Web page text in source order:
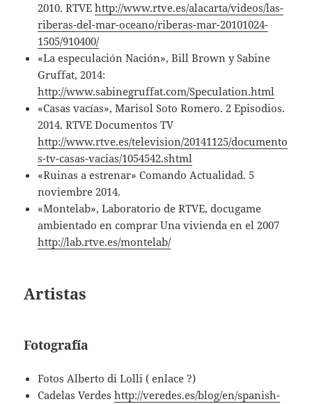
2010. RTVEhttp://www.rtve.es/alacarta/videos/las-
riberas-del-mar-oceano/riberas-mar-20101024-
1505/910400/
«La especulación Nación», Bill Brown y Sabine
Gruffat, 2014:
http://www.sabinegruffat.com/Speculation.html
«Casas vacías», Marisol Soto Romero. 2 Episodios.
2014. RTVE Documentos TV
http://www.rtve.es/television/20141125/documento
s-tv-casas-vacias/1054542.shtml
«Ruinas a estrenar» Comando Actualidad. 5
noviembre 2014.
«Montelab», Laboratorio de RTVE, docugame
ambientado en comprar Una vivienda en el 2007
http://lab.rtve.es/montelab/
Artistas
Fotografía
Fotos Alberto di Lolli ( enlace ?)
Cadelas Verdeshttp://veredes.es/blog/en/spanish-